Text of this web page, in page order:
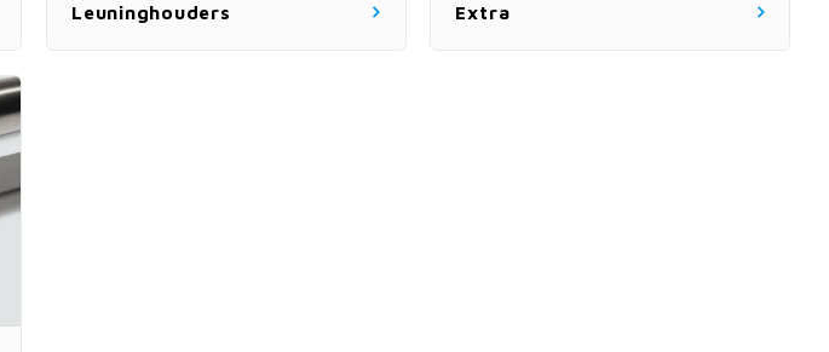
Leuninghouders Extra